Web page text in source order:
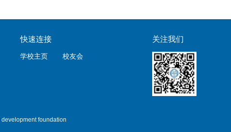
快速连接
学校主页 校友会
关注我们
foundation